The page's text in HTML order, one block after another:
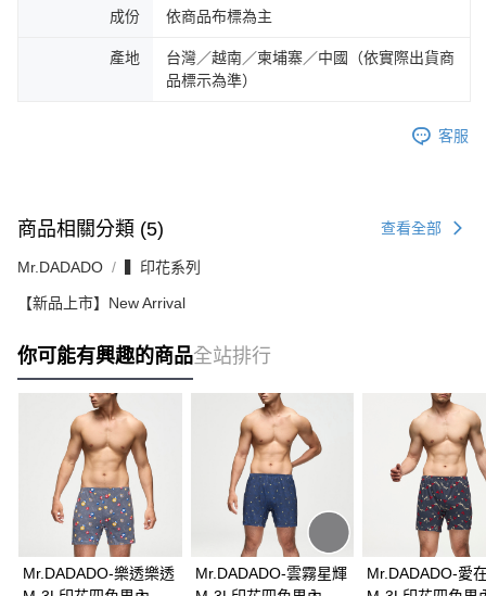
成份 依商品布標為主
產地
台灣／越南／柬埔寨／中國（依實際出貨商
品標示為準）
客服
商品相關分類 (5) 查看全部
Mr.DADADO ▍印花系列
【新品上市】New Arrival
你可能有興趣的商品全站排行
Mr.DADADO-樂透樂透
Mr.DADADO-雲霧星輝
Mr.DADADO-愛